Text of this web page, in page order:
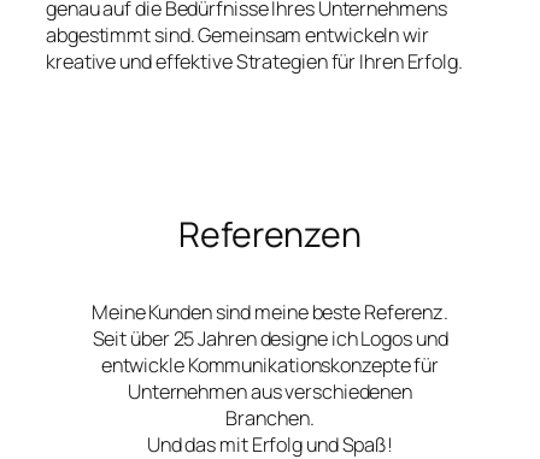
genau auf die Bedürfnisse Ihres Unternehmens
abgestimmt sind. Gemeinsam entwickeln wir
kreative und effektive Strategien für Ihren Erfolg.
Referenzen
Meine Kunden sind meine beste Referenz.
Seit über 25 Jahren designe ich Logos und
entwickle Kommunikationskonzepte für
Unternehmen aus verschiedenen
Branchen.
Und das mit Erfolg und Spaß!